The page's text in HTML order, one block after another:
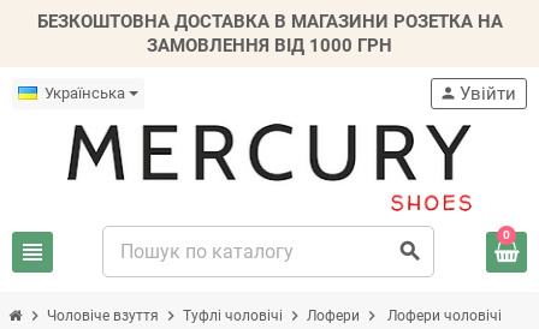
БЕЗКОШТОВНА ДОСТАВКА В МАГАЗИНИ РОЗЕТКА НА
ЗАМОВЛЕННЯ ВІД 1000 ГРН
Українська
view_headline search
person Увійти
0
chevron_right Чоловіче взуття chevron_right Туфлі чоловічі chevron_right Лофери chevron_right Лофери чоловічі